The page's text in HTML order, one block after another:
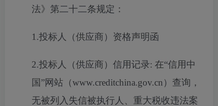
法》第二十二条规定：
1.投标人（供应商）资格声明函
2.投标人（供应商）信用记录: 在“信用中
国”网站（www.creditchina.gov.cn）查询，
无被列入失信被执行人、重大税收违法案